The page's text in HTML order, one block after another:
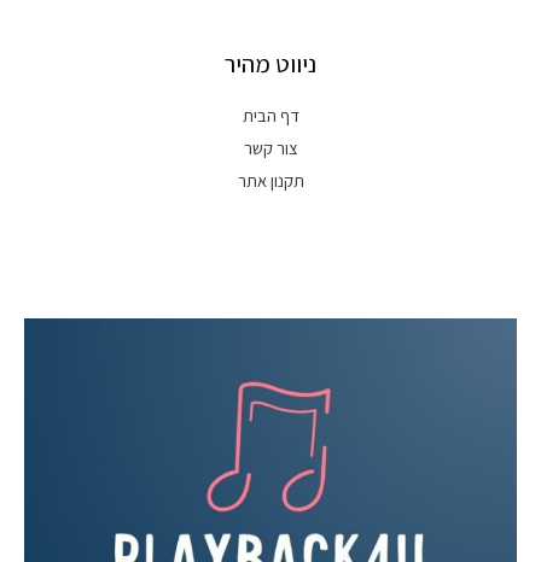
ניווט מהיר
דף הבית
צור קשר
תקנון אתר